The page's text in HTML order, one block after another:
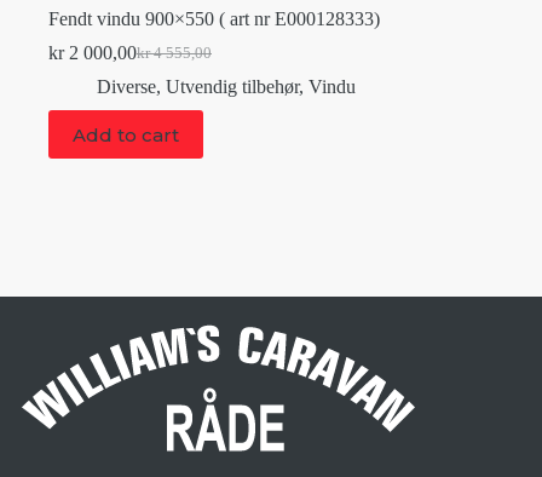
Fendt vindu 900×550 ( art nr E000128333)
kr4 555,00
Original
price
was:
kr 4
kr2 000,00Current
price
is:
kr 2
Diverse, Utvendig tilbehør, Vindu
Add to cart